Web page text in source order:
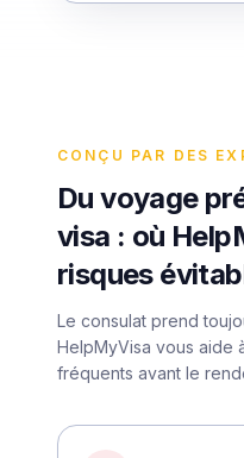
CONÇU PAR DES
Du voyage
visa : où
risques
Le consulat prend
HelpMyVisa vous aide
fréquents avant le